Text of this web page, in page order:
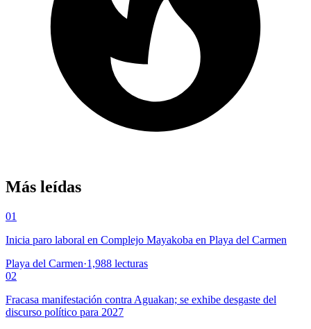
Más leídas
01
Inicia paro laboral en Complejo Mayakoba en Playa del Carmen
Playa del Carmen·1,988 lecturas
02
Fracasa manifestación contra Aguakan; se exhibe desgaste del
discurso político para 2027